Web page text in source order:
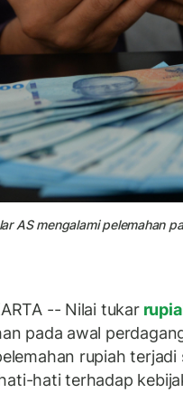
AS mengalami pelemahan
-- Nilai tukar
pada awal
rupiah terjadi
hati terhadap